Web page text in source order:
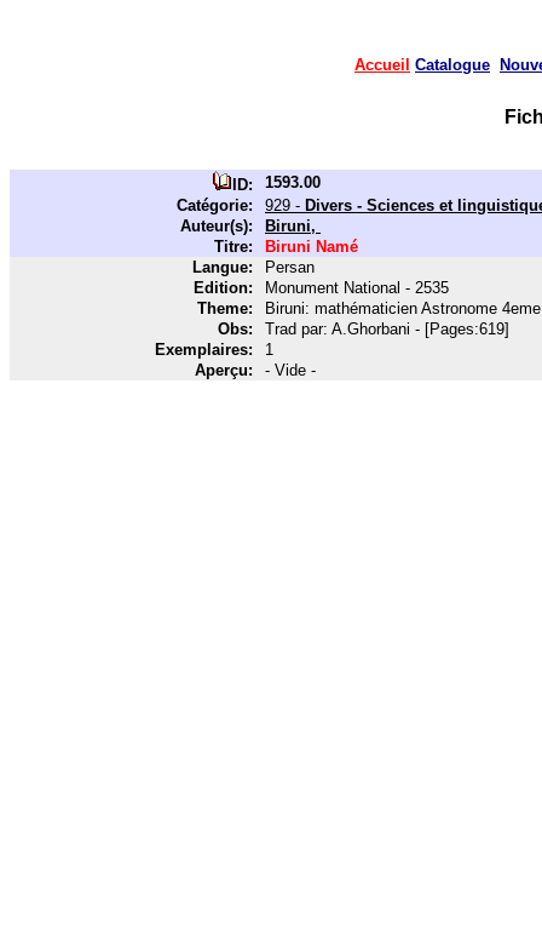
Accueil Catalogue
ID:
1593.00
Catégorie:
929 - Divers - Sciences et
Auteur(s):
Biruni,
Titre:
Biruni Namé
Langue:
Persan
Edition:
Monument National - 2535
Theme:
Biruni: mathématicien Astronome
Obs:
Trad par: A.Ghorbani - [Pages:619]
Exemplaires:
1
Aperçu:
- Vide -